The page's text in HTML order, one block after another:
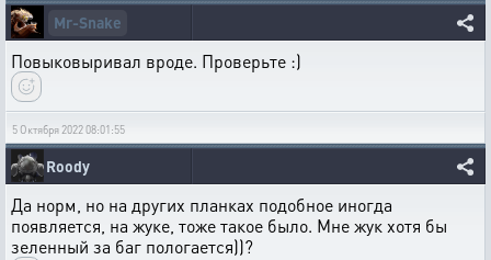
Mr-Snake
Повыковыривал вроде. Проверьте :)
5 Октября 2022 08:01:55
Roody
Да норм, но на других планках подобное иногда
появляется, на жуке, тоже такое было. Мне жук хотя бы
зеленный за баг пологается))?